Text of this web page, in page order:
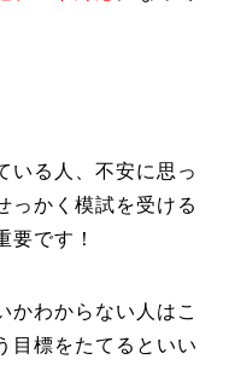
いる人、不安に思っ
っかく模試を受ける
要です！
かわからない人はこ
目標をたてるといい